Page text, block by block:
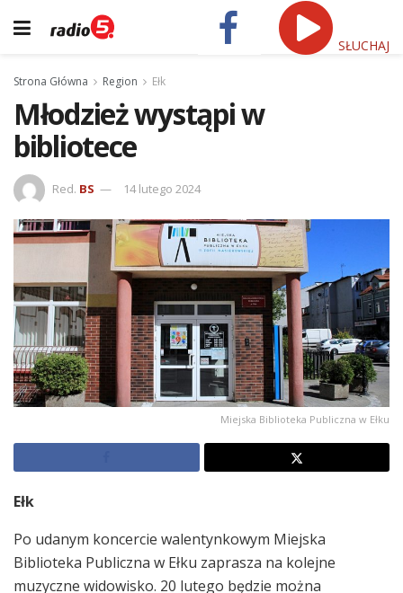
SŁUCHAJ
Strona Główna Region Ełk
Młodzież wystąpi w
bibliotece
Red. BS 14 lutego 2024
Miejska Biblioteka Publiczna w Ełku
Ełk
Po udanym koncercie walentynkowym Miejska
Biblioteka Publiczna w Ełku zaprasza na kolejne
muzyczne widowisko. 20 lutego będzie można